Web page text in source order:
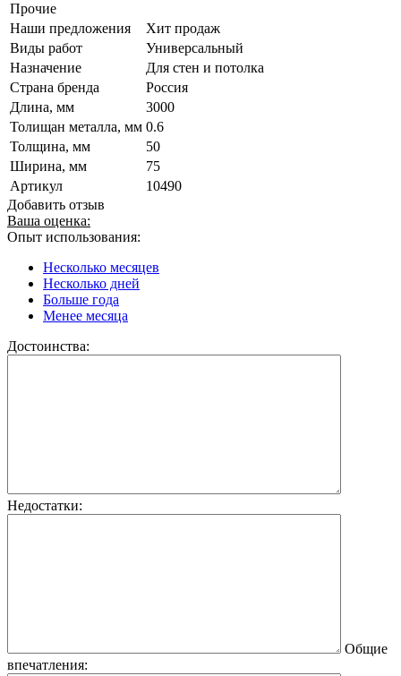
Прочие
Наши предложения
Хит продаж
Виды работ
Универсальный
Назначение
Для стен и потолка
Страна бренда
Россия
Длина, мм
3000
Толищан металла, мм 0.6
Толщина, мм
50
Ширина, мм
75
Артикул
10490
Добавить отзыв
Ваша оценка:
Опыт использования:
Несколько месяцев
Несколько дней
Больше года
Менее месяца
Достоинства:
Недостатки:
Общие
впечатления: